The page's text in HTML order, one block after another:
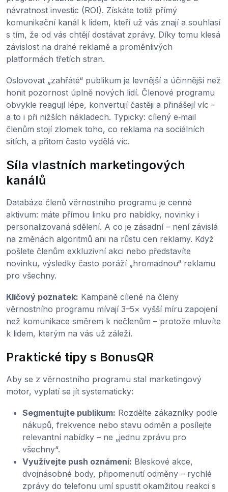
návratnost investic (ROI). Získáte totiž přímý
komunikační kanál k lidem, kteří už vás znají a souhlasí
s tím, že od vás chtějí dostávat zprávy. Díky tomu klesá
závislost na drahé reklamě a proměnlivých
platformách třetích stran.
Oslovovat „zahřáté“ publikum je levnější a účinnější než
honit pozornost úplně nových lidí. Členové programu
obvykle reagují lépe, konvertují častěji a přinášejí víc –
a to i při nižších nákladech. Typicky: cílený e‑mail
členům stojí zlomek toho, co reklama na sociálních
sítích, a přitom často vydělá víc.
Síla vlastních marketingových
kanálů
Databáze členů věrnostního programu je cenné
aktivum: máte přímou linku pro nabídky, novinky i
personalizovaná sdělení. A co je zásadní – není závislá
na změnách algoritmů ani na růstu cen reklamy. Když
pošlete členům exkluzivní akci nebo představíte
novinku, výsledky často poráží „hromadnou“ reklamu
pro všechny.
Klíčový poznatek: Kampaně cílené na členy
věrnostního programu mívají 3–5× vyšší míru zapojení
než komunikace směrem k nečlenům – protože mluvíte
k lidem, kterým na vás už záleží.
Praktické tipy s BonusQR
Aby se z věrnostního programu stal marketingový
motor, vyplatí se jít systematicky:
Segmentujte publikum: Rozdělte zákazníky podle
nákupů, frekvence nebo stavu odměn a posílejte
relevantní nabídky – ne „jednu zprávu pro
všechny“.
Využívejte push oznámení: Bleskové akce,
dvojnásobné body, připomenutí odměny – rychlé
zprávy do telefonu umí spustit okamžitou reakci s